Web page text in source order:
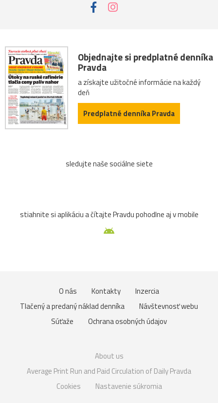
Objednajte si predplatné denníka
Pravda
a získajte užitočné informácie na každý
deň
Predplatné denníka Pravda
sledujte naše sociálne siete
stiahnite si aplikáciu a čítajte Pravdu pohodlne aj v mobile
O nás Kontakty
Inzercia
Tlačený a predaný náklad denníka
Návštevnosť webu
Súťaže
Ochrana osobných údajov
About us
Average Print Run and Paid Circulation of Daily Pravda
Cookies
Nastavenie súkromia